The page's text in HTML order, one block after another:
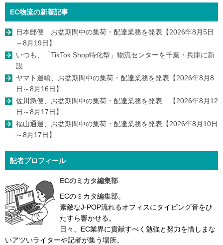
EC物流の新着記事
日本郵便 お盆期間中の集荷・配達業務を発表【2026年8月5日
～8月19日】
いつも、「TikTok Shop特化型」物流センターを千葉・兵庫に新
設
ヤマト運輸、お盆期間中の集荷・配達業務を発表【2026年8月8
日～8月16日】
佐川急便、お盆期間中の集荷・配達業務を発表 【2026年8月12
日～8月17日】
福山通運、お盆期間中の集荷・配達業務を発表【2026年8月10日
～8月17日】
記者プロフィール
ECのミカタ編集部
ECのミカタ編集部。
素敵なJ-POP流れるオフィスにタイピング音をひ
たすら響かせる。
日々、EC業界に貢献すべく勉強と努力を惜しまな
いアツいライターや記者が集う場所。